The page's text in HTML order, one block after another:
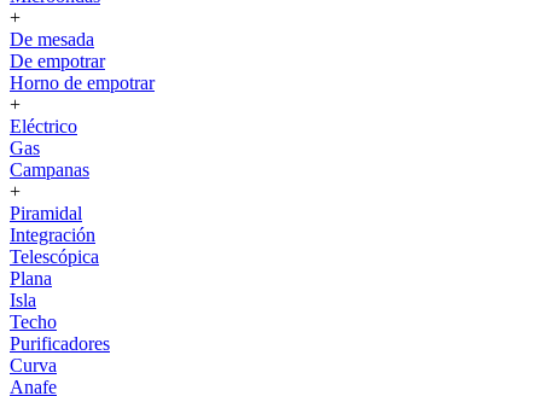
+
De mesada
De empotrar
Horno de empotrar
+
Eléctrico
Gas
Campanas
+
Piramidal
Integración
Telescópica
Plana
Isla
Techo
Purificadores
Curva
Anafe